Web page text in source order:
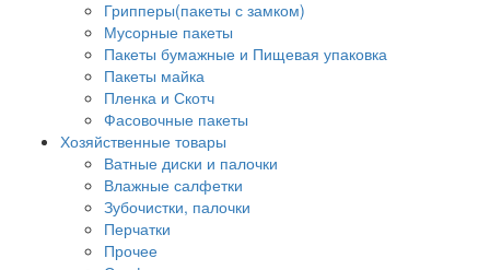
Грипперы(пакеты с замком)
Мусорные пакеты
Пакеты бумажные и Пищевая упаковка
Пакеты майка
Пленка и Скотч
Фасовочные пакеты
Хозяйственные товары
Ватные диски и палочки
Влажные салфетки
Зубочистки, палочки
Перчатки
Прочее